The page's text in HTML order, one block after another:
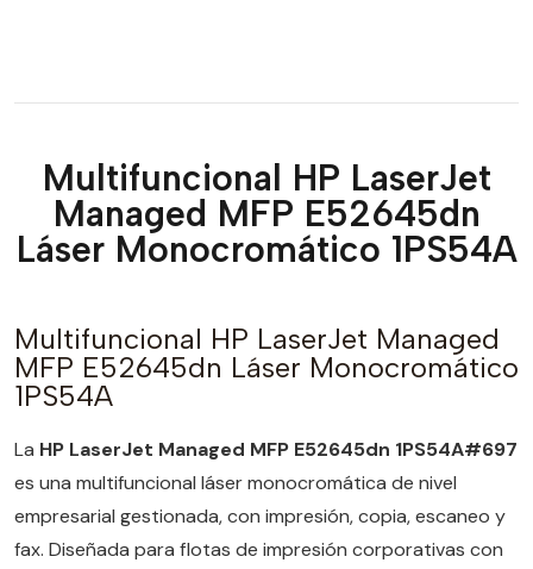
Multifuncional HP LaserJet
Managed MFP E52645dn
Láser Monocromático 1PS54A
Multifuncional HP LaserJet Managed
MFP E52645dn Láser Monocromático
1PS54A
La HP LaserJet Managed MFP E52645dn 1PS54A#697
es una multifuncional láser monocromática de nivel
empresarial gestionada, con impresión, copia, escaneo y
fax. Diseñada para flotas de impresión corporativas con